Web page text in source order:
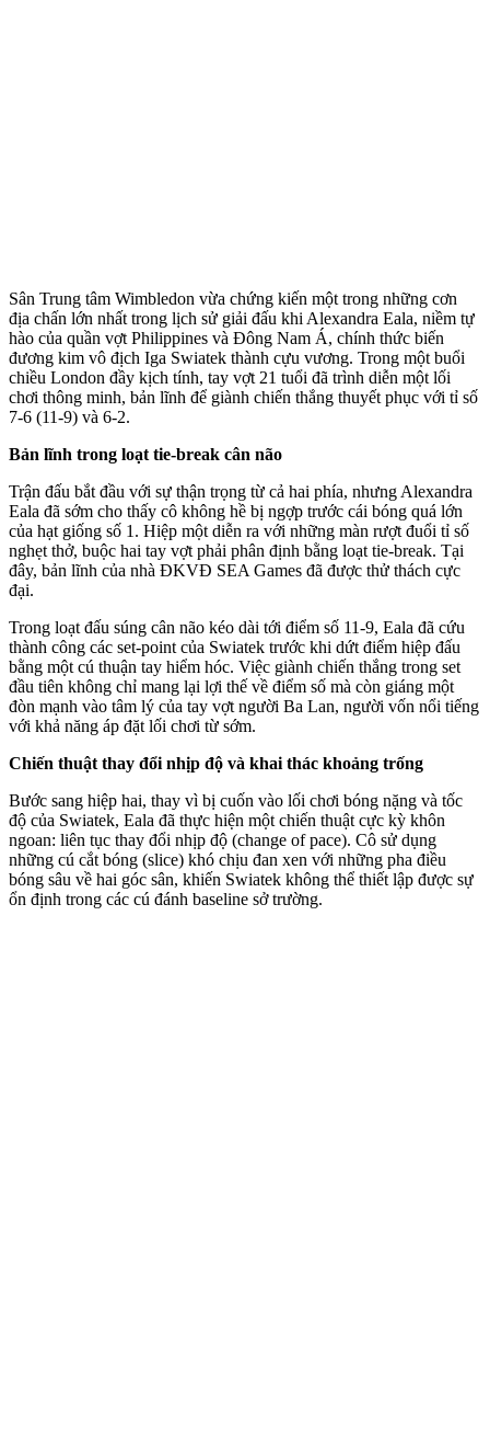
Sân Trung tâm Wimbledon vừa chứng kiến một trong những cơn
địa chấn lớn nhất trong lịch sử giải đấu khi Alexandra Eala, niềm tự
hào của quần vợt Philippines và Đông Nam Á, chính thức biến
đương kim vô địch Iga Swiatek thành cựu vương. Trong một buổi
chiều London đầy kịch tính, tay vợt 21 tuổi đã trình diễn một lối
chơi thông minh, bản lĩnh để giành chiến thắng thuyết phục với tỉ số
7-6 (11-9) và 6-2.
Bản lĩnh trong loạt tie-break cân não
Trận đấu bắt đầu với sự thận trọng từ cả hai phía, nhưng Alexandra
Eala đã sớm cho thấy cô không hề bị ngợp trước cái bóng quá lớn
của hạt giống số 1. Hiệp một diễn ra với những màn rượt đuổi tỉ số
nghẹt thở, buộc hai tay vợt phải phân định bằng loạt tie-break. Tại
đây, bản lĩnh của nhà ĐKVĐ SEA Games đã được thử thách cực
đại.
Trong loạt đấu súng cân não kéo dài tới điểm số 11-9, Eala đã cứu
thành công các set-point của Swiatek trước khi dứt điểm hiệp đấu
bằng một cú thuận tay hiểm hóc. Việc giành chiến thắng trong set
đầu tiên không chỉ mang lại lợi thế về điểm số mà còn giáng một
đòn mạnh vào tâm lý của tay vợt người Ba Lan, người vốn nổi tiếng
với khả năng áp đặt lối chơi từ sớm.
Chiến thuật thay đổi nhịp độ và khai thác khoảng trống
Bước sang hiệp hai, thay vì bị cuốn vào lối chơi bóng nặng và tốc
độ của Swiatek, Eala đã thực hiện một chiến thuật cực kỳ khôn
ngoan: liên tục thay đổi nhịp độ (change of pace). Cô sử dụng
những cú cắt bóng (slice) khó chịu đan xen với những pha điều
bóng sâu về hai góc sân, khiến Swiatek không thể thiết lập được sự
ổn định trong các cú đánh baseline sở trường.